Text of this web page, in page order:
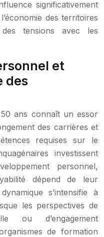
significativement
des territoires
tensions avec les
et
des
ans connaît un essor
des carrières et
requises sur le
investissent
personnel,
dépend de leur
s’intensifie à
les perspectives de
ou d’engagement
de formation